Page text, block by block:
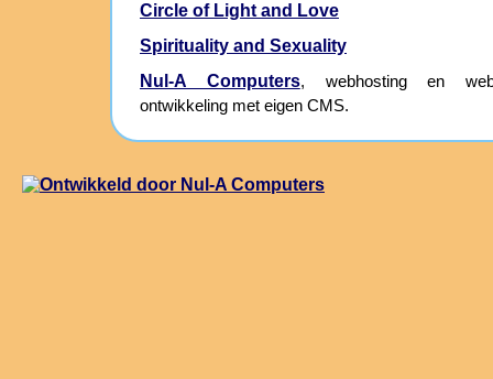
Circle of Light and Love
Spirituality and Sexuality
Nul-A Computers, webhosting en
ontwikkeling met eigen CMS.